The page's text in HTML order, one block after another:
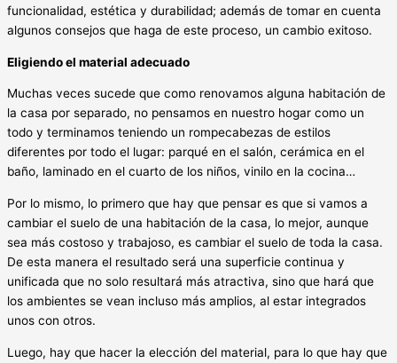
funcionalidad, estética y durabilidad; además de tomar en cuenta
algunos consejos que haga de este proceso, un cambio exitoso.
Eligiendo el material adecuado
Muchas veces sucede que como renovamos alguna habitación de
la casa por separado, no pensamos en nuestro hogar como un
todo y terminamos teniendo un rompecabezas de estilos
diferentes por todo el lugar: parqué en el salón, cerámica en el
baño, laminado en el cuarto de los niños, vinilo en la cocina…
Por lo mismo, lo primero que hay que pensar es que si vamos a
cambiar el suelo de una habitación de la casa, lo mejor, aunque
sea más costoso y trabajoso, es cambiar el suelo de toda la casa.
De esta manera el resultado será una superficie continua y
unificada que no solo resultará más atractiva, sino que hará que
los ambientes se vean incluso más amplios, al estar integrados
unos con otros.
Luego, hay que hacer la elección del material, para lo que hay que